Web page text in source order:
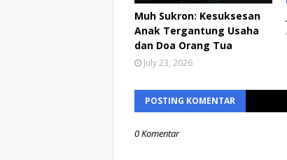
Muh Sukron: Kesuksesan
Anak Tergantung Usaha
dan Doa Orang Tua
July 23, 2026
POSTING KOMENTAR
0 Komentar